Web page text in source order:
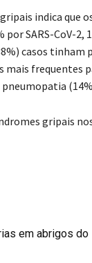
indica que os
SARS-CoV-2,
casos tinham
frequentes
pneumopatia
gripais
em abrigos do